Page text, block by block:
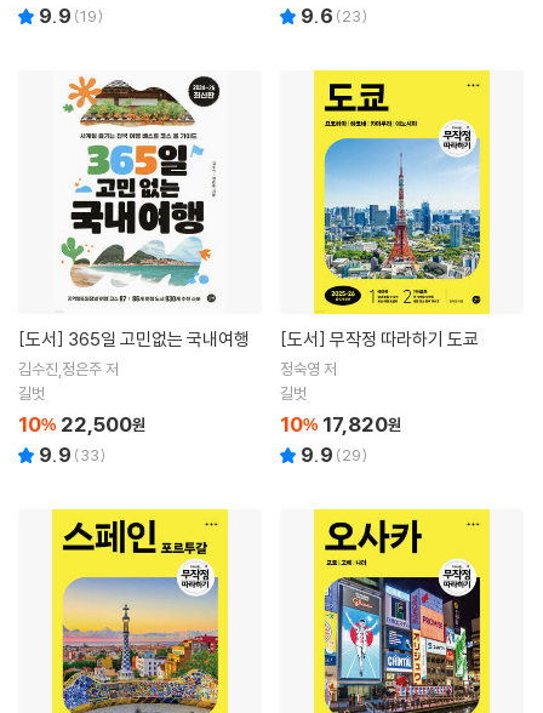
9.9 (19) 9.6 (23)
[도서] 365일 고민없는 국내여행
김수진,정은주 저
길벗
10% 22,500원
9.9 (33)
[도서] 무작정 따라하기 도쿄
정숙영 저
길벗
10% 17,820원
9.9 (29)